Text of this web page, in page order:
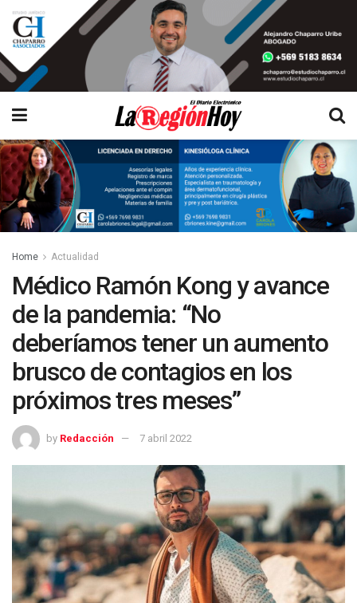
Home Actualidad
Médico Ramón Kong y avance
de la pandemia: “No
deberíamos tener un aumento
brusco de contagios en los
próximos tres meses”
by Redacción 7 abril 2022